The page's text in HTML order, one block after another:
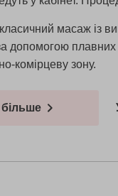
масаж із
допомогою
комірцеву зону.
більше